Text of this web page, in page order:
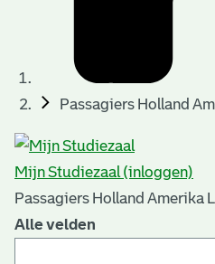
Passagiers Holland
Mijn Studiezaal (inloggen)
Passagiers Holland Amerika
Alle velden